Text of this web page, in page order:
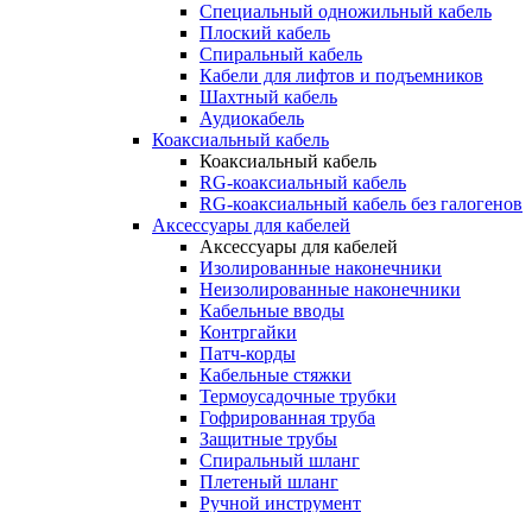
Специальный одножильный кабель
Плоский кабель
Спиральный кабель
Кабели для лифтов и подъемников
Шахтный кабель
Аудиокабель
Коаксиальный кабель
Коаксиальный кабель
RG-коаксиальный кабель
RG-коаксиальный кабель без галогенов
Аксессуары для кабелей
Аксессуары для кабелей
Изолированные наконечники
Неизолированные наконечники
Кабельные вводы
Контргайки
Патч-корды
Кабельные стяжки
Термоусадочные трубки
Гофрированная труба
Защитные трубы
Спиральный шланг
Плетеный шланг
Ручной инструмент